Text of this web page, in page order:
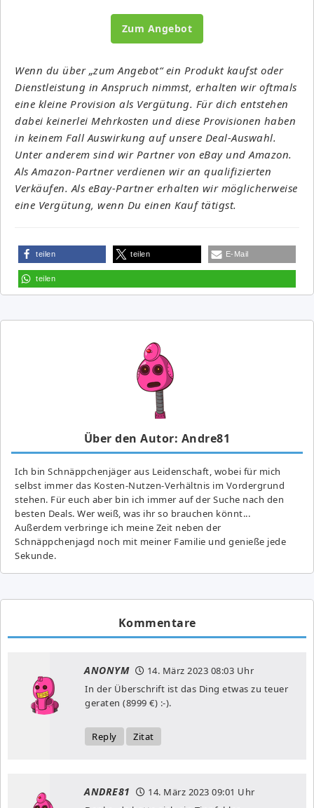
Zum Angebot
Wenn du über „zum Angebot“ ein Produkt kaufst oder
Dienstleistung in Anspruch nimmst, erhalten wir oftmals
eine kleine Provision als Vergütung. Für dich entstehen
dabei keinerlei Mehrkosten und diese Provisionen haben
in keinem Fall Auswirkung auf unsere Deal-Auswahl.
Unter anderem sind wir Partner von eBay und Amazon.
Als Amazon-Partner verdienen wir an qualifizierten
Verkäufen. Als eBay-Partner erhalten wir möglicherweise
eine Vergütung, wenn Du einen Kauf tätigst.
teilen teilen E-Mail
teilen
Über den Autor: Andre81
Ich bin Schnäppchenjäger aus Leidenschaft, wobei für mich
selbst immer das Kosten-Nutzen-Verhältnis im Vordergrund
stehen. Für euch aber bin ich immer auf der Suche nach den
besten Deals. Wer weiß, was ihr so brauchen könnt...
Außerdem verbringe ich meine Zeit neben der
Schnäppchenjagd noch mit meiner Familie und genieße jede
Sekunde.
Kommentare
ANONYM 14. März 2023 08:03 Uhr
In der Überschrift ist das Ding etwas zu teuer
geraten (8999 €) :-).
Reply Zitat
ANDRE81 14. März 2023 09:01 Uhr